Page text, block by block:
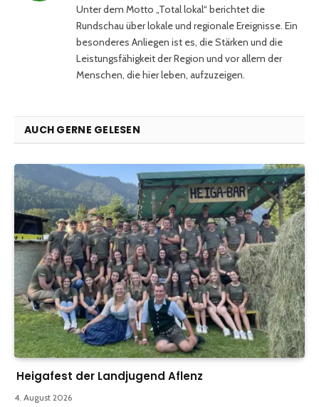
Unter dem Motto „Total lokal“ berichtet die
Rundschau über lokale und regionale Ereignisse. Ein
besonderes Anliegen ist es, die Stärken und die
Leistungsfähigkeit der Region und vor allem der
Menschen, die hier leben, aufzuzeigen.
AUCH GERNE GELESEN
Heigafest der Landjugend Aflenz
4. August 2026